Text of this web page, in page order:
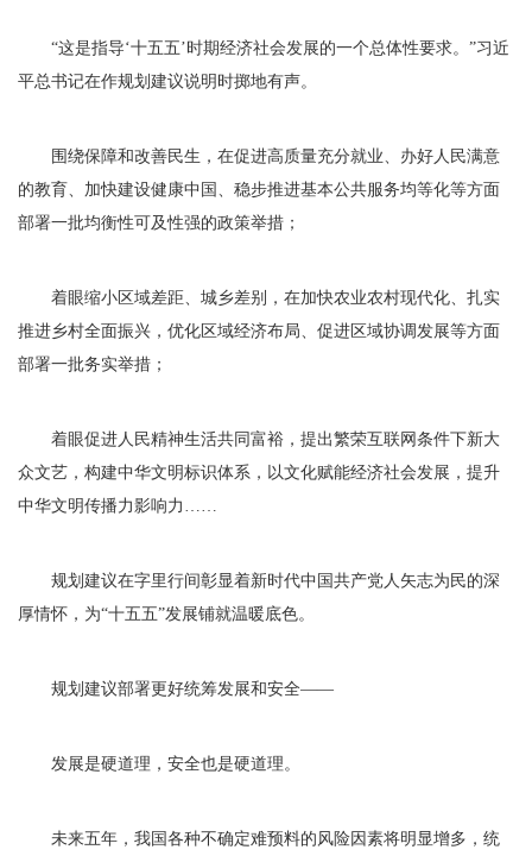
“这是指导‘十五五’时期经济社会发展的一个总体性要求。”习近
平总书记在作规划建议说明时掷地有声。
围绕保障和改善民生，在促进高质量充分就业、办好人民满意
的教育、加快建设健康中国、稳步推进基本公共服务均等化等方面
部署一批均衡性可及性强的政策举措；
着眼缩小区域差距、城乡差别，在加快农业农村现代化、扎实
推进乡村全面振兴，优化区域经济布局、促进区域协调发展等方面
部署一批务实举措；
着眼促进人民精神生活共同富裕，提出繁荣互联网条件下新大
众文艺，构建中华文明标识体系，以文化赋能经济社会发展，提升
中华文明传播力影响力……
规划建议在字里行间彰显着新时代中国共产党人矢志为民的深
厚情怀，为“十五五”发展铺就温暖底色。
规划建议部署更好统筹发展和安全——
发展是硬道理，安全也是硬道理。
未来五年，我国各种不确定难预料的风险因素将明显增多，统